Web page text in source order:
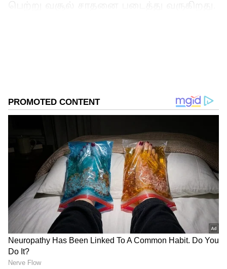
நடித்துள்ளனர். இசையமைப்பாளர் சாய்
அபியங்கர் இசையமைத்துள்ளார்.
Add Asianetnews Tamil as a Preferred
Source